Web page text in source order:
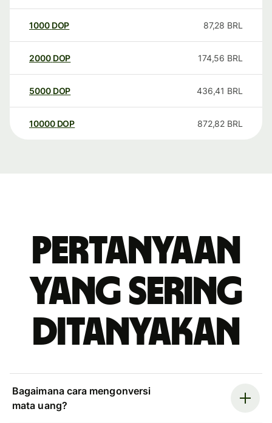
1000 DOP 87,28 BRL
2000 DOP 174,56 BRL
5000 DOP 436,41 BRL
10000 DOP 872,82 BRL
Pertanyaan
yang sering
ditanyakan
Bagaimana cara mengonversi
mata uang?